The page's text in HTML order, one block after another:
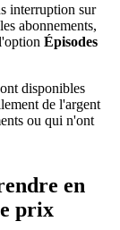
interruption sur
abonnements,
Épisodes
disponibles
de l'argent
ou qui n'ont
en
prix